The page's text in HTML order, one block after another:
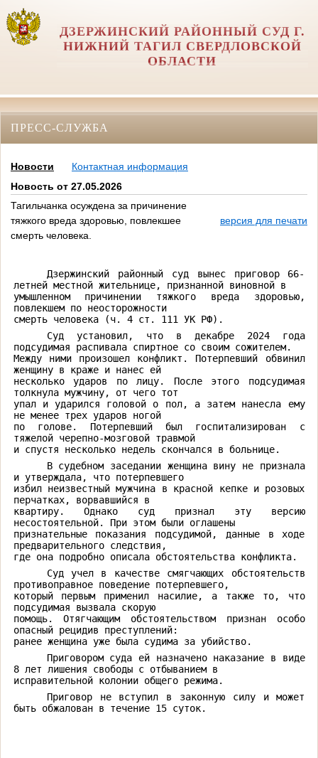
ДЗЕРЖИНСКИЙ РАЙОННЫЙ СУД Г.
НИЖНИЙ ТАГИЛ СВЕРДЛОВСКОЙ
ОБЛАСТИ
ПРЕСС-СЛУЖБА
Новости
Контактная информация
Новость от 27.05.2026
Тагильчанка осуждена за причинение
тяжкого вреда здоровью, повлекшее
смерть человека.
версия для печати
Дзержинский районный суд вынес приговор 66-
летней местной жительнице, признанной виновной в
умышленном причинении тяжкого вреда здоровью,
повлекшем по неосторожности
смерть человека (ч. 4 ст. 111 УК РФ).
Суд установил, что в декабре 2024 года
подсудимая распивала спиртное со своим сожителем.
Между ними произошел конфликт. Потерпевший обвинил
женщину в краже и нанес ей
несколько ударов по лицу. После этого подсудимая
толкнула мужчину, от чего тот
упал и ударился головой о пол, а затем нанесла ему
не менее трех ударов ногой
по голове. Потерпевший был госпитализирован с
тяжелой черепно-мозговой травмой
и спустя несколько недель скончался в больнице.
В судебном заседании женщина вину не признала
и утверждала, что потерпевшего
избил неизвестный мужчина в красной кепке и розовых
перчатках, ворвавшийся в
квартиру. Однако суд признал эту версию
несостоятельной. При этом были оглашены
признательные показания подсудимой, данные в ходе
предварительного следствия,
где она подробно описала обстоятельства конфликта.
Суд учел в качестве смягчающих обстоятельств
противоправное поведение потерпевшего,
который первым применил насилие, а также то, что
подсудимая вызвала скорую
помощь. Отягчающим обстоятельством признан особо
опасный рецидив преступлений:
ранее женщина уже была судима за убийство.
Приговором суда ей назначено наказание в виде
8 лет лишения свободы с отбыванием в
исправительной колонии общего режима.
Приговор не вступил в законную силу и может
быть обжалован в течение 15 суток.